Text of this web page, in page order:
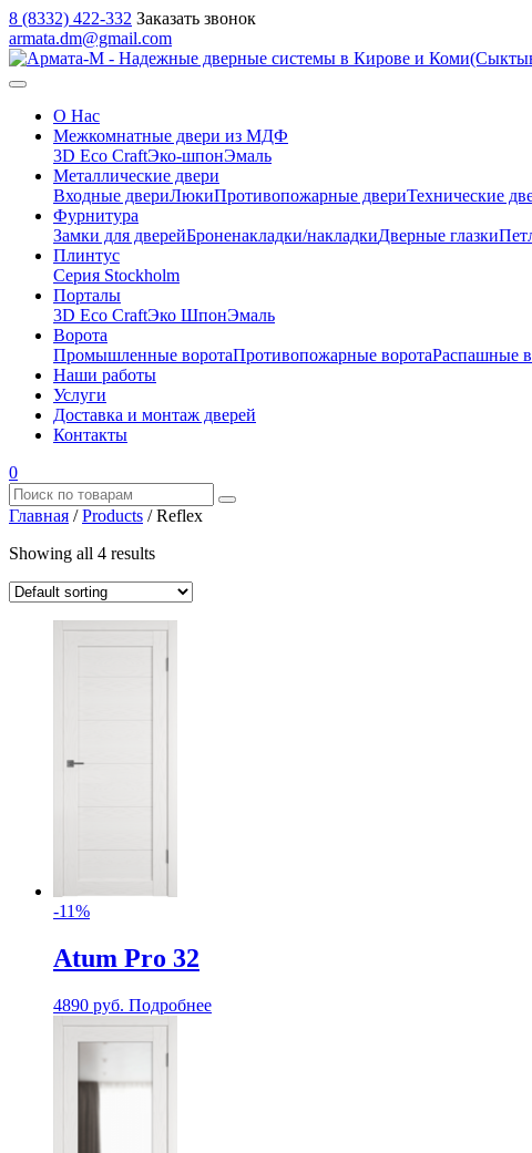
8 (8332) 422-332 Заказать звонок
armata.dm@gmail.com
О Нас
Межкомнатные двери из МДФ
3D Eco CraftЭко-шпонЭмаль
Металлические двери
Входные двериЛюкиПротивопожарные двериТехнические
Фурнитура
Замки для дверейБроненакладки/накладкиДверные глазки
Плинтус
Серия Stockholm
Порталы
3D Eco CraftЭко ШпонЭмаль
Ворота
Промышленные воротаПротивопожарные воротаРаспашные
Наши работы
Услуги
Доставка и монтаж дверей
Контакты
0
Главная /Products /Reflex
Showing all 4 results
-11%
Atum Pro 32
4890 руб. Подробнее